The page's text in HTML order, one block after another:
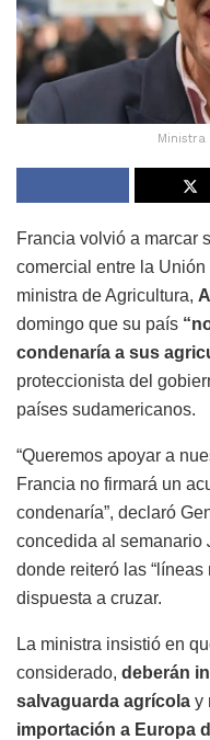
Ministra
Francia volvió a marcar
comercial entre la
ministra de Agricultura,
domingo que su país
condenaría a sus
proteccionista del
países sudamericanos.
“Queremos apoyar a
Francia no firmará un
condenaría”, declaró
concedida al semanario
donde reiteró las “líneas
dispuesta a cruzar.
La ministra insistió en
considerado, deberán
salvaguarda agrícola y
importación a Europa